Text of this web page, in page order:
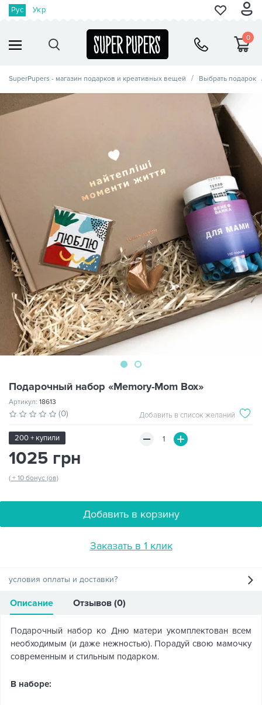
Рус Укр
0
SuperPupers - магазин подарков и креативных вещей Выбрать подарок
Подарочный набор «Memory-Mom Box»
Артикул: 18613
(0) Добавить в список желаний
200 + купили
1025 грн
( + 10 бонус (ов)
Добавить в корзину
Заказать в 1 клик
условия оплаты и доставки?
Описание Отзывов (0)
Подарочный набор ко Дню матери укомплектован всем
необходимым (и даже нежностью). Порадуй свою мамочку
современным и стильным подарком.
В наборе: